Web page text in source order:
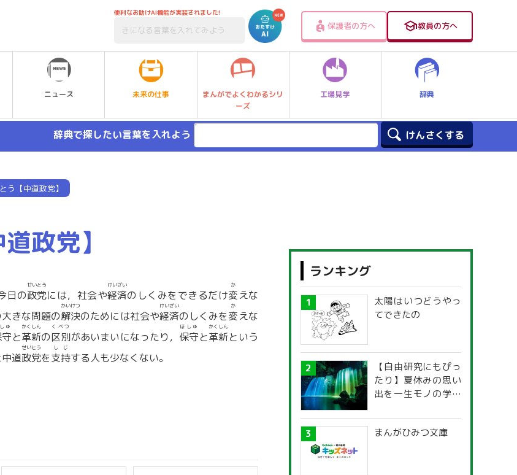
便利なお助けAI機能が実装されました!
保護者の方へ 教員の方へ
ニュース 未来の仕事
まんがでよくわかるシリ
ーズ
工場見学 辞典
辞典で探したい言葉を入れよう
う【中道政党】
政党】
日の政党
せいとう
には，社会や経済
けいざい
のしくみをできるだけ変
か
えな
大きな問題の解決
かいけつ
のためには社会や経済
けいざい
のしくみを変
か
えな
ゅ
と革新
かくしん
の区別
くべつ
があいまいになったり， 保守
ほしゅ
と革新
かくしん
という
道政党
せいとう
を支持
しじ
する人も少なくない。
ランキング
太陽はいつどうやっ
てできたの
【自由研究にもぴっ
たり】夏休みの思い
出を一生モノの学び
探究ガイド
まんがひみつ文庫